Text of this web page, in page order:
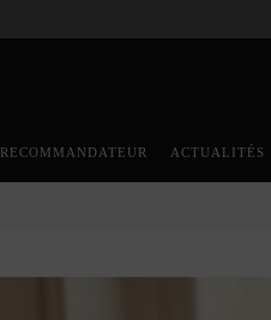
RECOMMANDATEUR ACTUALITÉS